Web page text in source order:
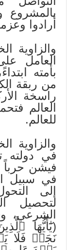
أرادوا
والزاوية
العامل
بأمته
من ربقة
راسخة
العالم
للعالم.
والزاوية
في دولته
فيشن حرباً
في سبيل
إلى
لتحصيل
الشرعي،
(يَٰٓأَيُّهَا
نَجَسٞ فَلَا